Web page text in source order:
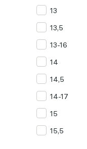
Цитрин
Янтарь
13
13,5
13-16
14
14,5
14-17
15
15,5